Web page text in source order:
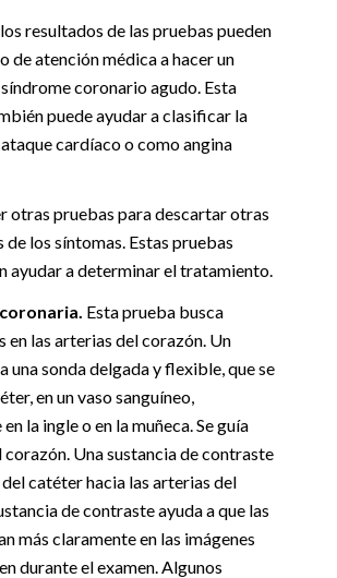
resultados de las pruebas pueden
de atención médica a hacer un
coronario agudo. Esta
puede ayudar a clasificar la
cardíaco o como angina
otras pruebas para descartar otras
de los síntomas. Estas pruebas
ayudar a determinar el tratamiento.
Esta prueba busca
en las arterias del corazón. Un
una sonda delgada y flexible, que se
en un vaso sanguíneo,
la ingle o en la muñeca. Se guía
corazón. Una sustancia de contraste
catéter hacia las arterias del
de contraste ayuda a que las
más claramente en las imágenes
durante el examen. Algunos